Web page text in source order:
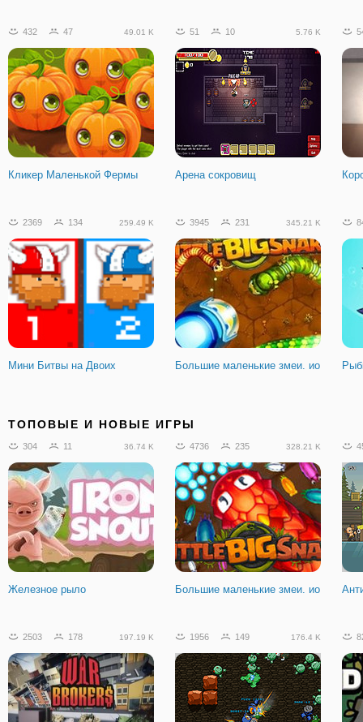
432 47 49.01 K
Кликер Маленькой Фермы
51 10 5.76 K
Арена сокровищ
2369 134 259.49 K
Мини Битвы на Двоих
3945 231 345.21 K
Большие маленькие змеи. ио
Королевство коротышек по 3 Убежище 2050
ТОПОВЫЕ И НОВЫЕ ИГРЫ
304 11 36.74 K
Железное рыло
4736 235 328.21 K
Большие маленькие змеи. ио
2503 178 197.19 K 1956 149 176.4 K